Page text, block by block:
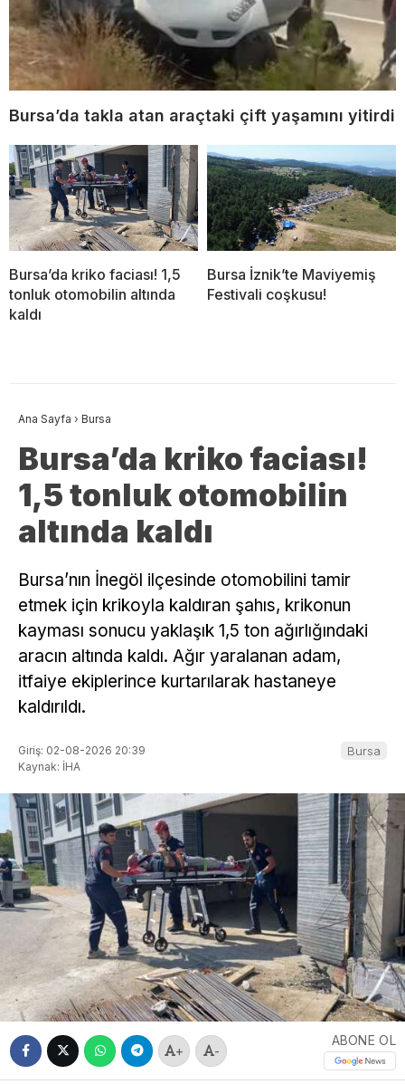
Bursa’da takla atan araçtaki çift yaşamını yitirdi
Bursa’da kriko faciası! 1,5
tonluk otomobilin altında
kaldı
Bursa İznik’te Maviyemiş
Festivali coşkusu!
Ana Sayfa › Bursa
Bursa’da kriko faciası!
1,5 tonluk otomobilin
altında kaldı
Bursa’nın İnegöl ilçesinde otomobilini tamir
etmek için krikoyla kaldıran şahıs, krikonun
kayması sonucu yaklaşık 1,5 ton ağırlığındaki
aracın altında kaldı. Ağır yaralanan adam,
itfaiye ekiplerince kurtarılarak hastaneye
kaldırıldı.
Giriş: 02-08-2026 20:39
Kaynak: İHA
Bursa
+ -
ABONE OL